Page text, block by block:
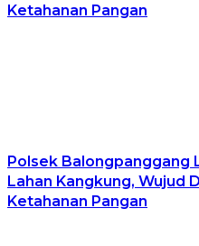
Ketahanan Pangan
Polsek Balongpanggang
Lahan Kangkung, Wujud
Ketahanan Pangan